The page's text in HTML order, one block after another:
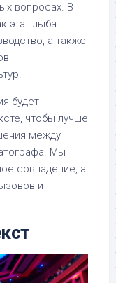
вопросах. В
эта глыба
а также
будет
чтобы лучше
между
Мы
совпадение, а
и